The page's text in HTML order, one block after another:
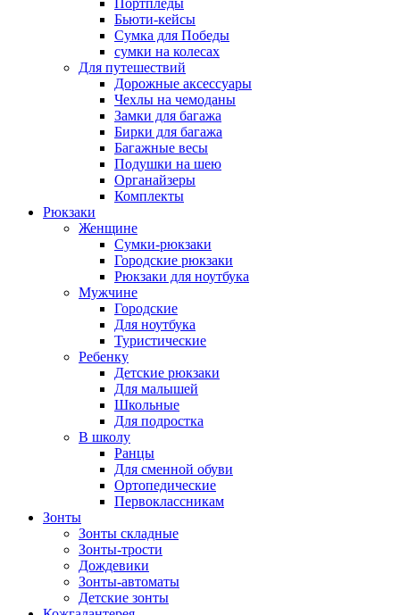
Портпледы
Бьюти-кейсы
Сумка для Победы
сумки на колесах
Для путешествий
Дорожные аксессуары
Чехлы на чемоданы
Замки для багажа
Бирки для багажа
Багажные весы
Подушки на шею
Органайзеры
Комплекты
Рюкзаки
Женщине
Сумки-рюкзаки
Городские рюкзаки
Рюкзаки для ноутбука
Мужчине
Городские
Для ноутбука
Туристические
Ребенку
Детские рюкзаки
Для малышей
Школьные
Для подростка
В школу
Ранцы
Для сменной обуви
Ортопедические
Первоклассникам
Зонты
Зонты складные
Зонты-трости
Дождевики
Зонты-автоматы
Детские зонты